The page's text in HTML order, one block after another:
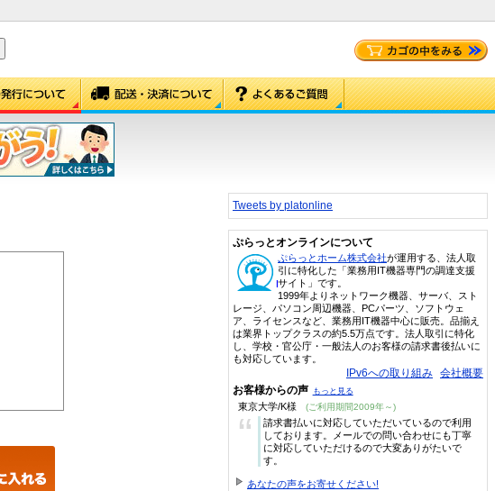
Tweets by platonline
ぷらっとオンラインについて
ぷらっとホーム株式会社が運用する、法人取
引に特化した「業務用IT機器専門の調達支援
サイト」です。
1999年よりネットワーク機器、サーバ、スト
レージ、パソコン周辺機器、PCパーツ、ソフトウェ
ア、ライセンスなど、業務用IT機器中心に販売。品揃え
は業界トップクラスの約5.5万点です。法人取引に特化
し、学校・官公庁・一般法人のお客様の請求書後払いに
も対応しています。
IPv6への取り組み 会社概要
お客様からの声 もっと見る
東京大学/K様 (ご利用期間2009年～)
“
請求書払いに対応していただいているので利用
しております。メールでの問い合わせにも丁寧
に対応していただけるので大変ありがたいで
す。
あなたの声をお寄せください!